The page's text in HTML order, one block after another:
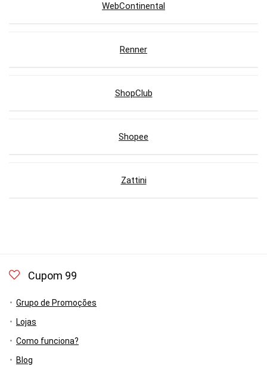
WebContinental
Renner
ShopClub
Shopee
Zattini
Cupom 99
Grupo de Promoções
Lojas
Como funciona?
Blog